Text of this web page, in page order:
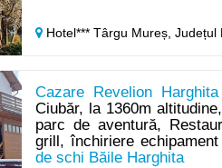
Hotel*** Târgu Mureș, Județul
Cazare Revelion
Ciubăr, la 1360m
parc de aventură,
grill, închiriere
de schi Băile Harghita